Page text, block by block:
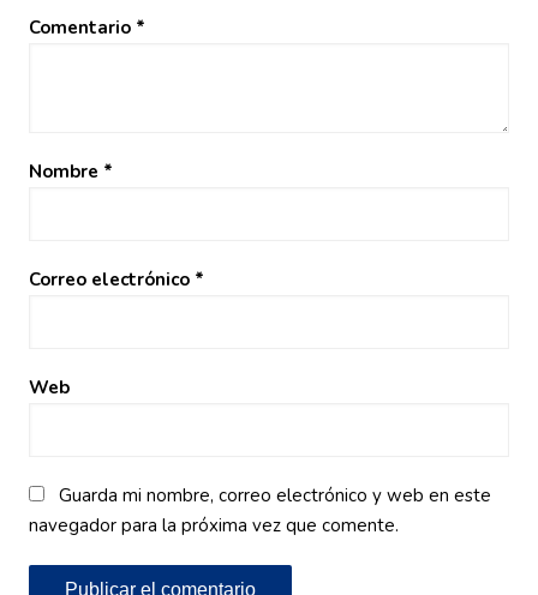
Comentario *
Nombre *
Correo electrónico *
Web
Guarda mi nombre, correo electrónico y web en este
navegador para la próxima vez que comente.